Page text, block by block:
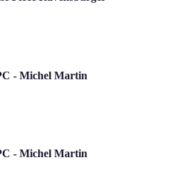
- Michel Martin
- Michel Martin